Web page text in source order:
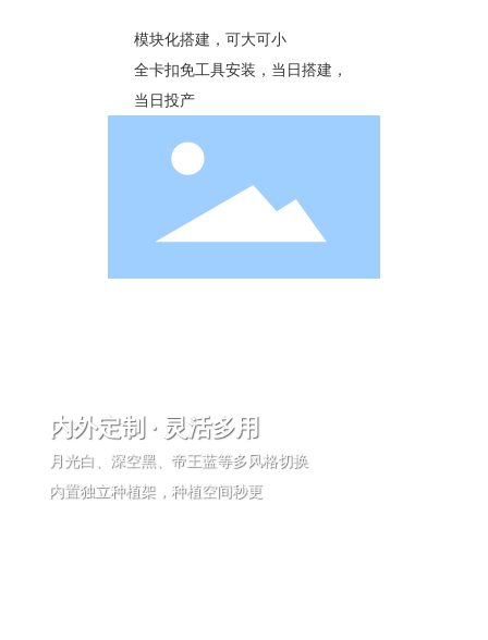
模块化搭建，可大可小
全卡扣免工具安装，当日搭建，
当日投产
内外定制 · 灵活多用
月光白、深空黑、帝王蓝等多风格切换
内置独立种植架，种植空间秒更